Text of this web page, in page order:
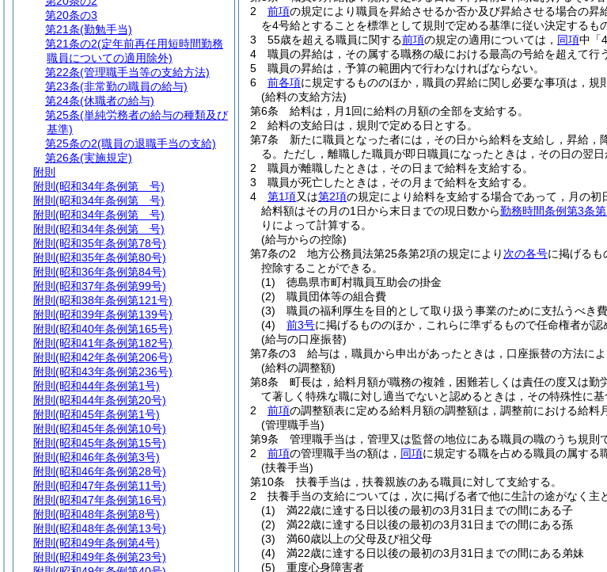
2
前項の規定により職員を昇給させるか否か及び昇給させる場合の昇
を4号給とすることを標準として規則で定める基準に従い決定するも
3
55歳を超える職員に関する前項の規定の適用については， 同項中「
4
職員の昇給は，その属する職務の級における最高の号給を超えて行
5
職員の昇給は，予算の範囲内で行わなければならない。
6
前各項に規定するもののほか，職員の昇給に関し必要な事項は，規
(給料の支給方法)
第6条
給料は，月1回に給料の月額の全部を支給する。
2
給料の支給日は，規則で定める日とする。
第7条
新たに職員となった者には，その日から給料を支給し，昇給
る。 ただし，離職した職員が即日職員になったときは，その日の翌日
2
職員が離職したときは，その日まで給料を支給する。
3
職員が死亡したときは，その月まで給料を支給する。
4
第1項又は第2項の規定により給料を支給する場合であって，月の
給料額はその月の1日から末日までの現日数から勤務時間条例第3条
りによって計算する。
(給与からの控除)
第7条の2
地方公務員法第25条第2項の規定により 次の各号に掲げるも
控除することができる。
(1)
徳島県市町村職員互助会の掛金
(2)
職員団体等の組合費
(3)
職員の福利厚生を目的として取り扱う事業のために支払うべき
(4)
前3号に掲げるもののほか，これらに準ずるもので任命権者が認
(給与の口座振替)
第7条の3
給与は，職員から申出があったときは，口座振替の方法によ
(給料の調整額)
第8条
町長は，給料月額が職務の複雑，困難若しくは責任の度又は
て著しく特殊な職に対し適当でないと認めるときは，その特殊性に
2
前項の調整額表に定める給料月額の調整額は，調整前における給料
(管理職手当)
第9条
管理職手当は，管理又は監督の地位にある職員の職のうち規則
2
前項の管理職手当の額は， 同項に規定する職を占める職員の属する
(扶養手当)
第10条
扶養手当は，扶養親族のある職員に対して支給する。
2
扶養手当の支給については，次に掲げる者で他に生計の途がなく主
(1)
満22歳に達する日以後の最初の3月31日までの間にある子
(2)
満22歳に達する日以後の最初の3月31日までの間にある孫
(3)
満60歳以上の父母及び祖父母
(4)
満22歳に達する日以後の最初の3月31日までの間にある弟妹
(5)
重度心身障害者
第20条の3
第21条(勤勉手当)
第21条の2(定年前再任用短時間勤務
職員についての適用除外)
第22条(管理職手当等の支給方法)
第23条(非常勤の職員の給与)
第24条(休職者の給与)
第25条(単純労務者の給与の種類及び
基準)
第25条の2(職員の退職手当の支給)
第26条(実施規定)
附則
附則 (昭和34年条例第 号)
附則 (昭和34年条例第 号)
附則 (昭和34年条例第 号)
附則 (昭和34年条例第 号)
附則 (昭和35年条例第78号)
附則 (昭和35年条例第80号)
附則 (昭和36年条例第84号)
附則 (昭和37年条例第99号)
附則 (昭和38年条例第121号)
附則 (昭和39年条例第139号)
附則 (昭和40年条例第165号)
附則 (昭和41年条例第182号)
附則 (昭和42年条例第206号)
附則 (昭和43年条例第236号)
附則 (昭和44年条例第1号)
附則 (昭和44年条例第20号)
附則 (昭和45年条例第1号)
附則 (昭和45年条例第10号)
附則 (昭和45年条例第15号)
附則 (昭和46年条例第3号)
附則 (昭和46年条例第28号)
附則 (昭和47年条例第11号)
附則 (昭和47年条例第16号)
附則 (昭和48年条例第8号)
附則 (昭和48年条例第13号)
附則 (昭和49年条例第4号)
附則 (昭和49年条例第23号)